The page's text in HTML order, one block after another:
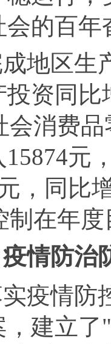
会的百年
地区生
投资同
会消费
元
，同比
制在年
疫情防
疫情防
，建立